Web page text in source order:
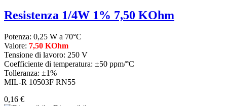
Resistenza 1/4W 1% 7,50 KOhm
Potenza: 0,25 W a 70°C
Valore: 7,50 KOhm
Tensione di lavoro: 250 V
Coefficiente di temperatura: ±50 ppm/°C
Tolleranza: ±1%
MIL-R 10503F RN55
0,16 €